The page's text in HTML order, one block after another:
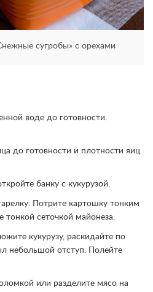
сугробы» с орехами
воде до готовности.
до готовности и плотности яиц
банку с кукурузой.
Потрите картошку тонким
тонкой сеточкой майонеза.
кукурузу, раскидайте по
небольшой отступ. Полейте
или разделите мясо на